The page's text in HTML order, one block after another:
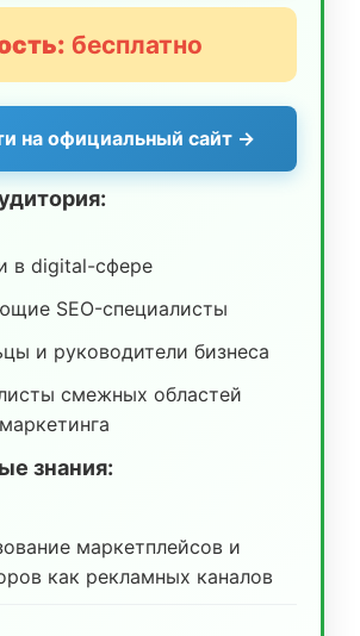
бесплатно
на официальный сайт →
в digital-сфере
SEO-специалисты
и руководители бизнеса
смежных областей
знания:
маркетплейсов и
как рекламных каналов